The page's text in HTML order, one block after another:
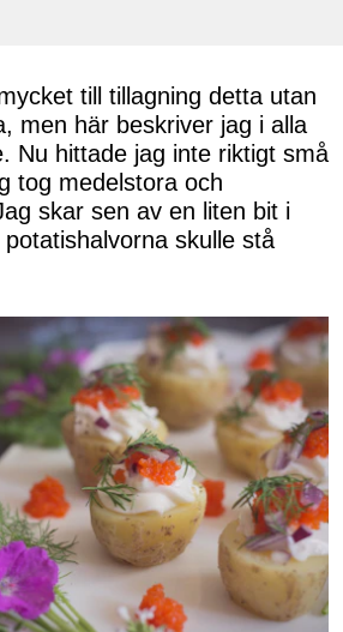
till tillagning detta utan
men här beskriver jag i alla
Nu hittade jag inte riktigt små
tog medelstora och
skar sen av en liten bit i
skulle stå